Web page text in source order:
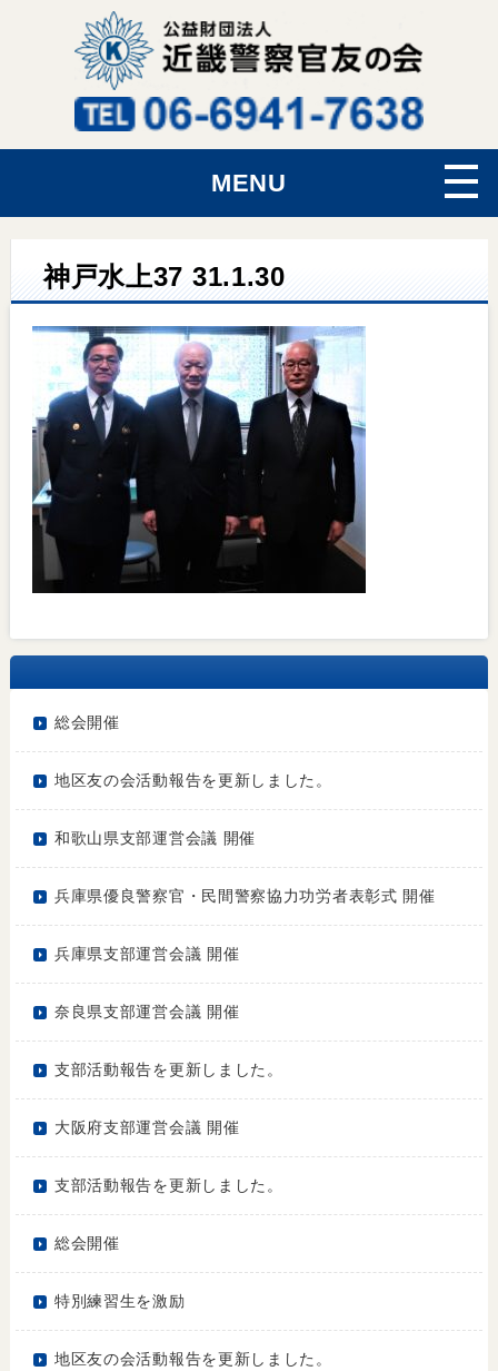
MENU
神戸水上37 31.1.30
総会開催
地区友の会活動報告を更新しました。
和歌山県支部運営会議 開催
兵庫県優良警察官・民間警察協力功労者表彰式 開催
兵庫県支部運営会議 開催
奈良県支部運営会議 開催
支部活動報告を更新しました。
大阪府支部運営会議 開催
支部活動報告を更新しました。
総会開催
特別練習生を激励
地区友の会活動報告を更新しました。